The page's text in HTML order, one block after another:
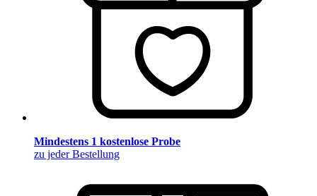
Mindestens 1 kostenlose Probe
zu jeder Bestellung